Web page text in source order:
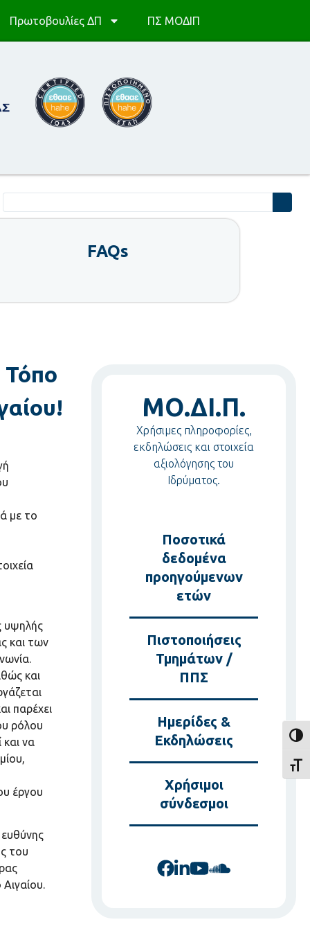
Πρωτοβουλίες ΔΠ ΠΣ ΜΟΔΙΠ
FAQs
Τόπο
με το
υψηλής
και των
και
παρέχει
ρόλου
να
έργου
ευθύνης
του
ΜΟ.ΔΙ.Π.
Χρήσιμες πληροφορίες,
εκδηλώσεις και στοιχεία
αξιολόγησης του
Ιδρύματος.
Ποσοτικά
δεδομένα
προηγούμενων
ετών
Πιστοποιήσεις
Τμημάτων /
ΠΠΣ
Ημερίδες &
Εκδηλώσεις
Χρήσιμοι
σύνδεσμοι